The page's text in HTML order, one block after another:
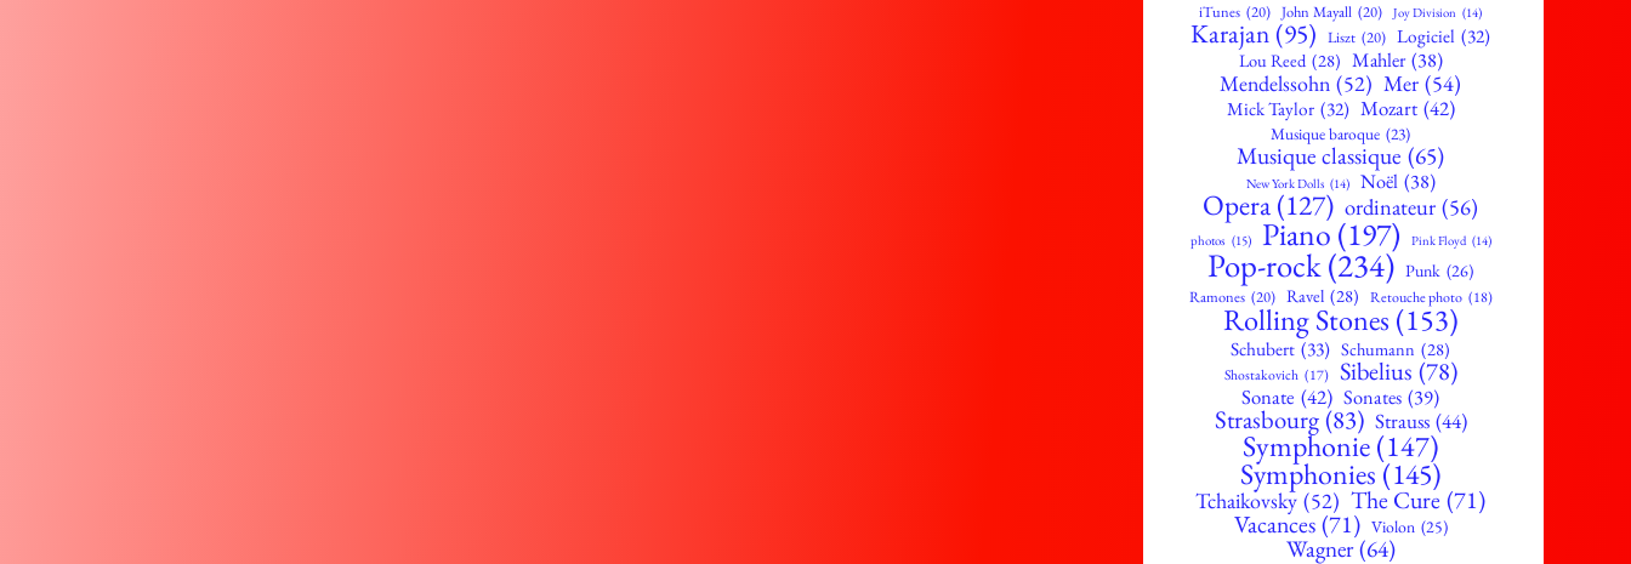
iTunes (20) John Mayall (20) Joy Division (14)
Karajan(95) Liszt (20) Logiciel (32)
Lou Reed (28) Mahler (38)
Mendelssohn (52) Mer (54)
Mick Taylor (32) Mozart (42)
Musique baroque (23)
Musique classique (65)
New York Dolls (14) Noël (38)
Opera (127) ordinateur (56)
photos (15) Piano (197) Pink Floyd (14)
Pop-rock(234) Punk (26)
Ramones (20) Ravel (28) Retouche photo (18)
Rolling Stones (153)
Schubert (33) Schumann (28)
Shostakovich (17) Sibelius (78)
Sonate (42) Sonates (39)
Strasbourg (83) Strauss (44)
Symphonie (147)
Symphonies(145)
Tchaikovsky (52) The Cure(71)
Vacances (71) Violon (25)
Wagner (64)